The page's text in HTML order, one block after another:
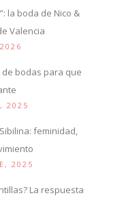
la boda de Nico &
Valencia
bodas para que
2025
feminidad,
2025
La respuesta